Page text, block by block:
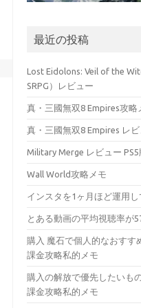
最近の投稿
Lost Eidolons: Veil of the
SRPG）レビュー
真・三國無双8 Empires攻略
真・三國無双8 Empires レビ
Military Merge レビュー PS5
Wall World攻略メモ
インスタを1ヶ月ほど運用
とある動画の平均視聴率が
購入 魔石で個人的なおすす
課金攻略私的メモ
購入の解放で優先したいも
課金攻略私的メモ